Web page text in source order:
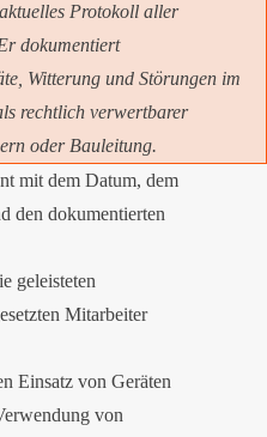
Protokoll aller
dokumentiert
Witterung und Störungen im
rechtlich verwertbarer
oder Bauleitung.
mit dem Datum, dem
den dokumentierten
geleisteten
Mitarbeiter
Einsatz von Geräten
von